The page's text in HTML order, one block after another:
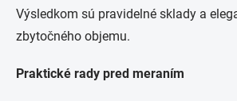
Výsledkom sú pravidelné sklady a
zbytočného objemu.
Praktické rady pred meraním